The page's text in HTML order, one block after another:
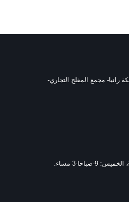
رانيا- مجمع المفلح التجاري-